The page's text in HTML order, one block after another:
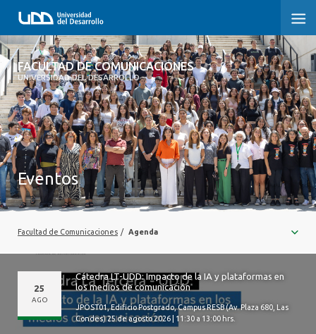
FACULTAD DE COMUNICACIONES
UNIVERSIDAD DEL DESARROLLO
FACULTAD DE COMUNICACIONES
INICIO
SOBRE LA FACULTAD
CARRERAS
POSTGRADOS Y EDUCACIÓN CONTINUA
EXTENSIÓN
CENTRO DE ESCRITURA
ALUMNI
Eventos
Facultad de Comunicaciones / Agenda
25
AGO
Cátedra LT-UDD: Impacto de la IA y plataformas en
los medios de comunicación
JPOST01, Edificio Postgrado, Campus RESB (Av. Plaza 680, Las
Condes)25 de agosto 2026 | 11:30 a 13:00 hrs.